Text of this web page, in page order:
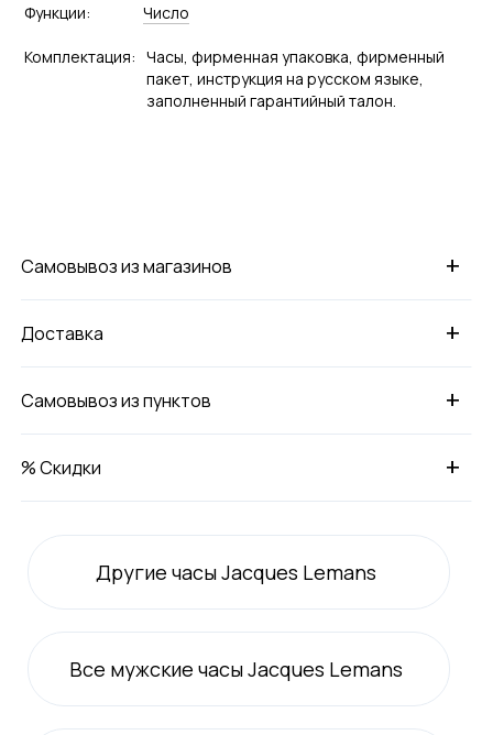
Функции: Число
Комплектация: Часы, фирменная упаковка, фирменный
пакет, инструкция на русском языке,
заполненный гарантийный талон.
+
Самовывоз из магазинов
+
Доставка
+
Самовывоз из пунктов
+
% Скидки
Другие часы Jacques Lemans
Все мужские часы Jacques Lemans